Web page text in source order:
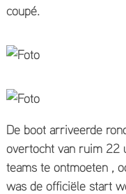
coupé.
De boot arriveerde
overtocht van ruim 22
teams te ontmoeten ,
was de officiële start